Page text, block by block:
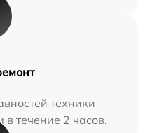
техники
течение 2 часов.